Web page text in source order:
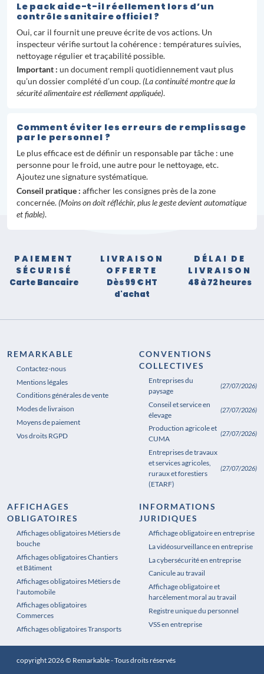
Le pack aide-t-il réellement lors d’un
contrôle sanitaire officiel ?
Oui, car il fournit une preuve écrite de vos actions. Un
inspecteur vérifie surtout la cohérence : températures suivies,
nettoyage régulier et traçabilité possible.
Important : un document rempli quotidiennement vaut plus
qu’un dossier complété d’un coup.(La continuité montre que la
sécurité alimentaire est réellement appliquée).
Comment éviter les erreurs de remplissage
par le personnel ?
Le plus efficace est de définir un responsable par tâche : une
personne pour le froid, une autre pour le nettoyage, etc.
Ajoutez une signature systématique.
Conseil pratique : afficher les consignes près de la zone
concernée.(Moins on doit réfléchir, plus le geste devient automatique
et fiable).
PAIEMENT
SÉCURISÉ
Carte Bancaire
LIVRAISON
OFFERTE
Dès 99 € HT
d'achat
DÉLAI DE
LIVRAISON
48 à 72 heures
REMARKABLE
Contactez-nous
Mentions légales
Conditions générales de vente
Modes de livraison
Moyens de paiement
Vos droits RGPD
CONVENTIONS
COLLECTIVES
Entreprises du
paysage
(27/07/2026)
Conseil et service en
élevage
(27/07/2026)
Production agricole et
CUMA
(27/07/2026)
Entreprises de travaux
et services agricoles,
ruraux et forestiers
(ETARF)
(27/07/2026)
AFFICHAGES
OBLIGATOIRES
Affichages obligatoires Métiers de
bouche
Affichages obligatoires Chantiers
et Bâtiment
Affichages obligatoires Métiers de
l'automobile
Affichages obligatoires
Commerces
Affichages obligatoires Transports
Affichages obligatoires Pharmacie
INFORMATIONS
JURIDIQUES
Affichage obligatoire en entreprise
La vidéosurveillance en entreprise
La cybersécurité en entreprise
Canicule au travail
Affichage obligatoire et
harcèlement moral au travail
Registre unique du personnel
VSS en entreprise
copyright 2026 © Remarkable - Tous droits réservés